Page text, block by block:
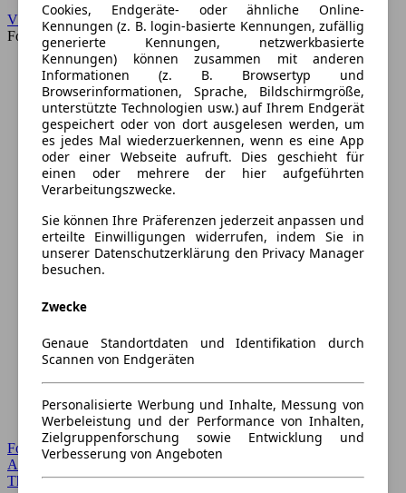
VW
Forum
Forum Startseite
Alle Auto-Foren
Themen-Forum
Cookies, Endgeräte- oder ähnliche Online-
Kennungen (z. B. login-basierte Kennungen, zufällig
generierte Kennungen, netzwerkbasierte
Kennungen) können zusammen mit anderen
Informationen (z. B. Browsertyp und
Browserinformationen, Sprache, Bildschirmgröße,
unterstützte Technologien usw.) auf Ihrem Endgerät
gespeichert oder von dort ausgelesen werden, um
es jedes Mal wiederzuerkennen, wenn es eine App
oder einer Webseite aufruft. Dies geschieht für
einen oder mehrere der hier aufgeführten
Verarbeitungszwecke.
Sie können Ihre Präferenzen jederzeit anpassen und
erteilte Einwilligungen widerrufen, indem Sie in
unserer Datenschutzerklärung den Privacy Manager
besuchen.
Zwecke
Genaue Standortdaten und Identifikation durch
Scannen von Endgeräten
Personalisierte Werbung und Inhalte, Messung von
Werbeleistung und der Performance von Inhalten,
Zielgruppenforschung sowie Entwicklung und
Verbesserung von Angeboten